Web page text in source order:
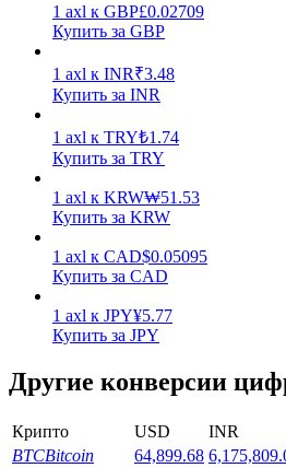
Стейкинг
Высокая прибыль и
Launchpool
Гибкая ставка для заработка
1 axl к GBP£0.02709
Купить за GBP
1 axl к INR₹3.48
Купить за INR
1 axl к TRY₺1.74
Купить за TRY
1 axl к KRW₩51.53
Купить за KRW
1 axl к CAD$0.05095
Купить за CAD
1 axl к JPY¥5.77
Купить за JPY
Другие конверсии
Крипто USD INR
BTCBitcoin 64,899.68